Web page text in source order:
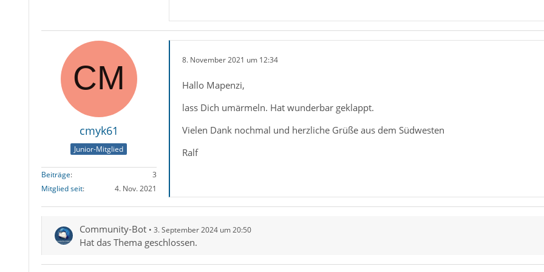
cmyk61
Junior-Mitglied
Beiträge
3
Mitglied seit
4. Nov. 2021
8. November 2021 um 12:34
Hallo Mapenzi,
lass Dich umärmeln. Hat wunderbar geklappt.
Vielen Dank nochmal und herzliche Grüße aus dem Südwesten
Ralf
Community-Bot 3. September 2024 um 20:50
Hat das Thema geschlossen.